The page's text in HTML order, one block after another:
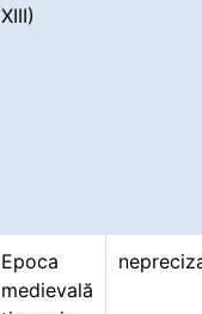
XIII)
Epoca
medievală